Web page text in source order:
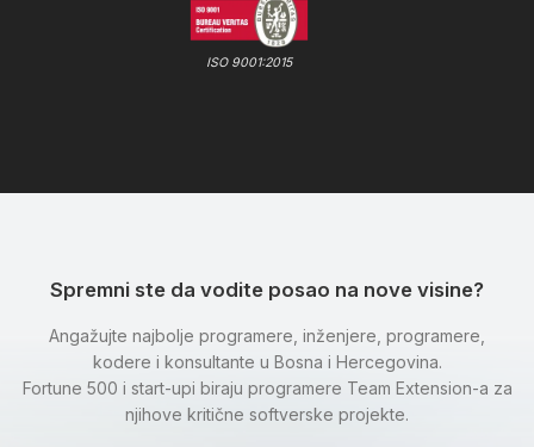
ISO 9001:2015
Spremni ste da vodite posao na nove visine?
Angažujte najbolje programere, inženjere, programere,
kodere i konsultante u Bosna i Hercegovina.
Fortune 500 i start-upi biraju programere Team Extension-a za
njihove kritične softverske projekte.